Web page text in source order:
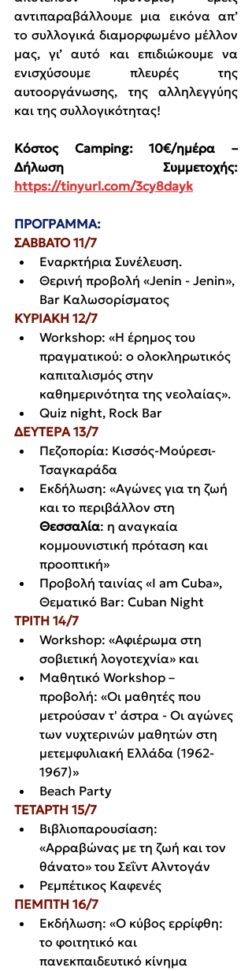
αντιπαραβάλλουμε μια εικόνα απ’
το συλλογικά διαμορφωμένο μέλλον
μας, γι’ αυτό και επιδιώκουμε να
ενισχύσουμε πλευρές της
αυτοοργάνωσης, της αλληλεγγύης
και της συλλογικότητας!
Κόστος Camping: 10€/ημέρα –
https://tinyurl.com/3cy8dayk
ΠΡΟΓΡΑΜΜΑ:
ΣΑΒΒΑΤΟ 11/7
Εναρκτήρια Συνέλευση.
Θερινή προβολή «Jenin - Jenin»,
Bar Καλωσορίσματος
ΚΥΡΙΑΚΗ 12/7
Workshop: «Η έρημος του
πραγματικού: ο ολοκληρωτικός
καπιταλισμός στην
καθημερινότητα της νεολαίας».
Quiz night, Rock Bar
ΔΕΥΤΕΡΑ 13/7
Πεζοπορία: Κισσός-Μούρεσι-
Τσαγκαράδα
Εκδήλωση: «Αγώνες για τη ζωή
και το περιβάλλον στη
Θεσσαλία: η αναγκαία
κομμουνιστική πρόταση και
προοπτική»
Προβολή ταινίας «I am Cuba»,
Θεματικό Bar: Cuban Night
ΤΡΙΤΗ 14/7
Workshop: «Αφιέρωμα στη
σοβιετική λογοτεχνία» και
Μαθητικό Workshop –
προβολή: «Οι μαθητές που
μετρούσαν τ' άστρα - Οι αγώνες
των νυχτερινών μαθητών στη
μετεμφυλιακή Ελλάδα (1962-
1967)»
Beach Party
ΤΕΤΑΡΤΗ 15/7
Βιβλιοπαρουσίαση:
«Αρραβώνας με τη ζωή και τον
θάνατο» του Σεΐντ Αλντογάν
Ρεμπέτικος Καφενές
ΠΕΜΠΤΗ 16/7
Εκδήλωση: «Ο κύβος ερρίφθη:
το φοιτητικό και
πανεκπαιδευτικό κίνημα